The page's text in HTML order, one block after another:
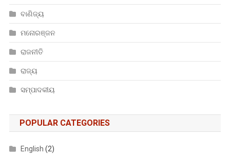
ବାଣିଜ୍ୟ
ମନୋରଞ୍ଜନ
ରାଜନୀତି
ରାଜ୍ୟ
ସମ୍ପାଦକୀୟ
POPULAR CATEGORIES
English (2)